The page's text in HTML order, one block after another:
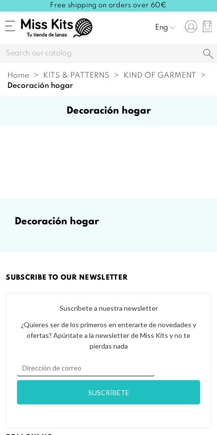
Free shipping on orders over 60€
Eng
Home KITS & PATTERNS
KIND OF GARMENT
decoración hogar
decoración hogar
decoración hogar
SUBSCRIBE TO OUR NEWSLETTER
Suscríbete a nuestra newsletter
¿Quieres ser de los primeros en enterarte de novedades y
ofertas? Apúntate a la newsletter de Miss Kits y no te
pierdas nada